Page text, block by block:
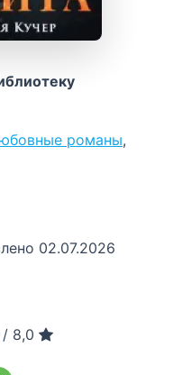
романы,
02.07.2026
/ 8,0